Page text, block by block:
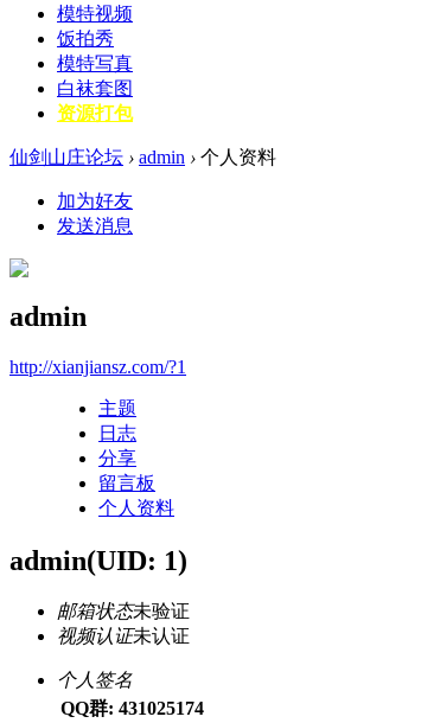
模特视频
饭拍秀
模特写真
白袜套图
资源打包
仙剑山庄论坛 › admin › 个人资料
加为好友
发送消息
admin
http://xianjiansz.com/?1
主题
日志
分享
留言板
个人资料
admin(UID: 1)
邮箱状态未验证
视频认证未认证
个人签名
QQ群: 431025174